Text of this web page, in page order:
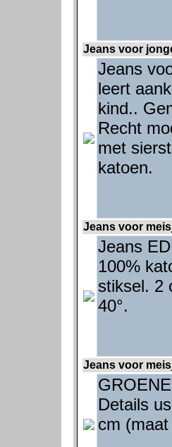
Jeans voor
Jeans
leert
kind..
Recht
met
katoen.
Jeans voor
Jeans
100%
stiksel. 2
40°.
Jeans voor
Details
cm (maat